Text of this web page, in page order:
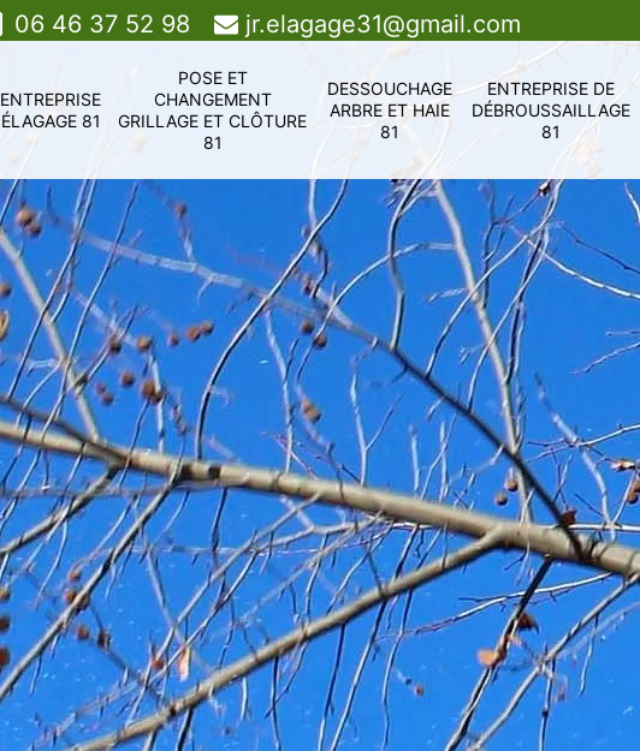
06 46 37 52 98 jr.elagage31@gmail.com
ENTREPRISE
ÉLAGAGE 81
POSE ET
CHANGEMENT
GRILLAGE ET CLÔTURE
81
DESSOUCHAGE
ARBRE ET HAIE
81
ENTREPRISE DE
DÉBROUSSAILLAGE
81